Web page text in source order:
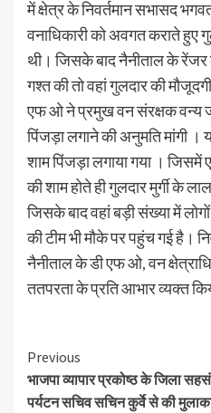
में क्षेत्र के निवर्तमान सभासद
वनाधिकारी को अवगत कराते हुए
थी। जिसके बाद नैनीताल के रेंजर
गश्त की तो वहां गुलदार की
एफ ओ ने प्रमुख वन संरक्षक वन्य
पिंजड़ा लगाने की अनुमति मांगी
शाम पिंजड़ा लगाया गया । जिसमें
की शाम होते ही गुलदार मुर्गी के
जिसके बाद वहां बड़ी संख्या में
की टीम भी मौके पर पहुंच गई है।
नैनीताल के डी एफ ओ, वन
ततपरता के प्रति आभार व्यक्त
Continue
Reading
Previous
भाजपा व्यापार प्रकोष्ठ के जिला
पर्यटन सचिव सचिन कुर्वे से की